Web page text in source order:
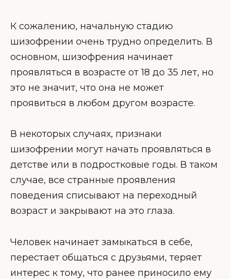
К сожалению, начальную стадию
шизофрении очень трудно определить. В
основном, шизофрения начинает
проявляться в возрасте от 18 до 35 лет, но
это не значит, что она не может
проявиться в любом другом возрасте.
В некоторых случаях, признаки
шизофрении могут начать проявляться в
детстве или в подростковые годы. В таком
случае, все странные проявления
поведения списывают на переходный
возраст и закрывают на это глаза.
Человек начинает замыкаться в себе,
перестает общаться с друзьями, теряет
интерес к тому, что ранее приносило ему